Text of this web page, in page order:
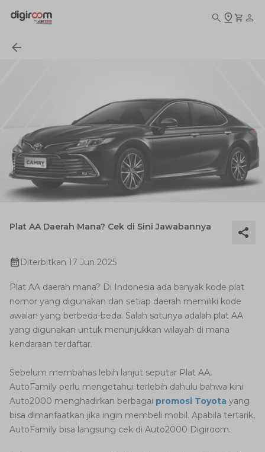
Plat AA Daerah Mana? Cek di Sini Jawabannya
Diterbitkan 17 Jun 2025
Plat AA daerah mana? Di Indonesia ada banyak kode plat
nomor yang digunakan dan setiap daerah memiliki kode
awalan yang berbeda-beda. Salah satunya adalah plat AA
yang digunakan untuk menunjukkan wilayah di mana
kendaraan terdaftar.
Sebelum membahas lebih lanjut seputar Plat AA,
AutoFamily perlu mengetahui terlebih dahulu bahwa kini
Auto2000 menghadirkan berbagai promosi Toyota yang
bisa dimanfaatkan jika ingin membeli mobil. Apabila tertarik,
AutoFamily bisa langsung cek di Auto2000 Digiroom.